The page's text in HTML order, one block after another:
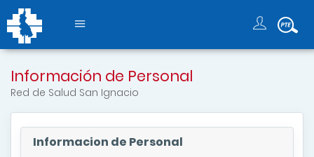
Información de Personal
Red de Salud San Ignacio
Informacion de Personal